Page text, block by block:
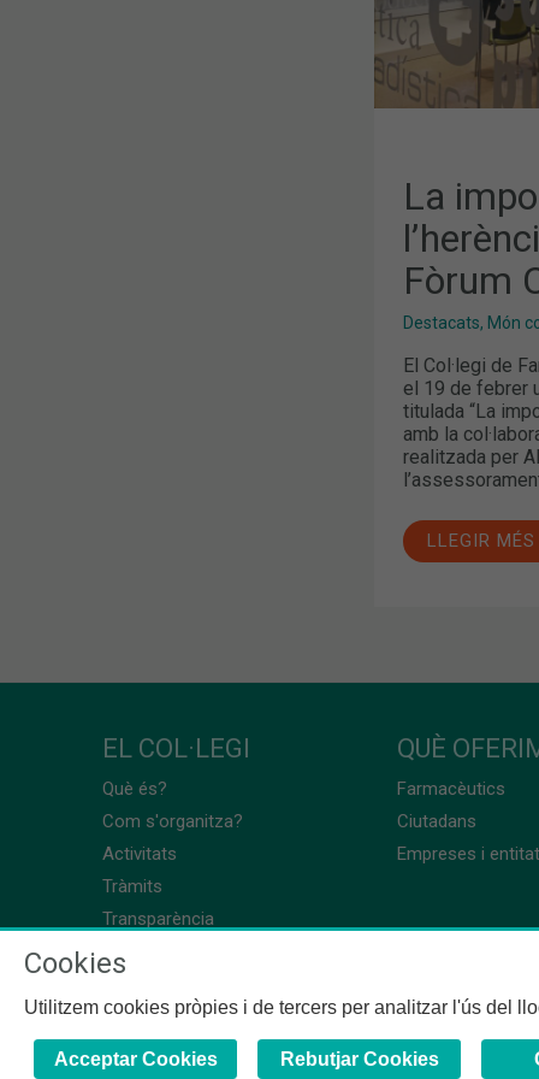
La
Fòrum
Destacats, Món
El Col·legi de
el 19 de febrer
titulada “La
amb la
realitzada per
LLEGIR MÉS
EL COL·LEGI
Què és?
Com s'organitza?
Activitats
Tràmits
Transparència
QUÈ
Farmacèutics
Ciutadans
Empreses i
Cookies
Utilitzem cookies pròpies i de tercers per analitzar l'ús del
Acceptar Cookies Rebutjar Cookies